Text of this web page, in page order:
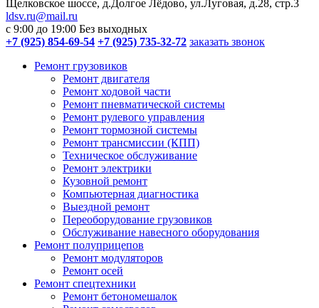
Щелковское шоссе, д.Долгое Лёдово, ул.Луговая, д.28, стр.3
ldsv.ru@mail.ru
с 9:00 до 19:00 Без выходных
+7 (925) 854-69-54 +7 (925) 735-32-72 заказать звонок
Ремонт грузовиков
Ремонт двигателя
Ремонт ходовой части
Ремонт пневматической системы
Ремонт рулевого управления
Ремонт тормозной системы
Ремонт трансмиссии (КПП)
Техническое обслуживание
Ремонт электрики
Кузовной ремонт
Компьютерная диагностика
Выездной ремонт
Переоборудование грузовиков
Обслуживание навесного оборудования
Ремонт полуприцепов
Ремонт модуляторов
Ремонт осей
Ремонт спецтехники
Ремонт бетономешалок